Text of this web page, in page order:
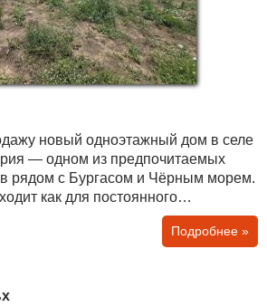
новый одноэтажный дом в селе
рядом с Бургасом и Чёрным морем.
как для постоянного
покупки дома в спокойном районе
дома составляет
участка — 400 кв.м.
и функциональная. Дом состоит из
Подробнее »